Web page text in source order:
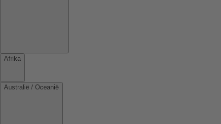
Afrika
Australië / Oceanië